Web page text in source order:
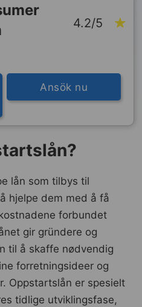
4.2/5
Ansök nu
lån som tilbys til
hjelpe dem med å få
forbundet
gir gründere og
til å skaffe nødvendig
forretningsideer og
Oppstartslån er spesielt
tidlige utviklingsfase,